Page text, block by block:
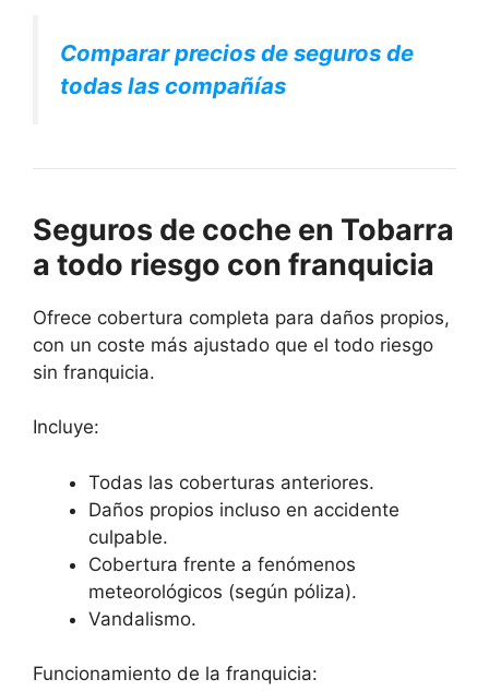
Comparar precios de seguros de
todas las compañías
Seguros de coche en Tobarra
a todo riesgo con franquicia
Ofrece cobertura completa para daños propios,
con un coste más ajustado que el todo riesgo
sin franquicia.
Incluye:
Todas las coberturas anteriores.
Daños propios incluso en accidente
culpable.
Cobertura frente a fenómenos
meteorológicos (según póliza).
Vandalismo.
Funcionamiento de la franquicia: